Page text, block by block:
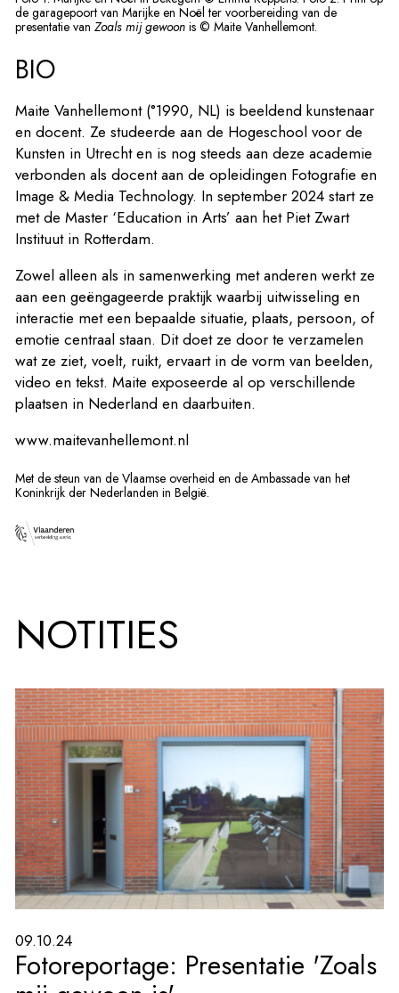
de garagepoort van Marijke en Noël ter voorbereiding van de
presentatie van Zoals mij gewoon is © Maite Vanhellemont.
BIO
Maite Vanhellemont (°1990, NL) is beeldend kunstenaar
en docent. Ze studeerde aan de Hogeschool voor de
Kunsten in Utrecht en is nog steeds aan deze academie
verbonden als docent aan de opleidingen Fotografie en
Image & Media Technology. In september 2024 start ze
met de Master ‘Education in Arts’ aan het Piet Zwart
Instituut in Rotterdam.
Zowel alleen als in samenwerking met anderen werkt ze
aan een geëngageerde praktijk waarbij uitwisseling en
interactie met een bepaalde situatie, plaats, persoon, of
emotie centraal staan. Dit doet ze door te verzamelen
wat ze ziet, voelt, ruikt, ervaart in de vorm van beelden,
video en tekst. Maite exposeerde al op verschillende
plaatsen in Nederland en daarbuiten.
www.maitevanhellemont.nl
Met de steun van de Vlaamse overheid en de Ambassade van het
Koninkrijk der Nederlanden in België.
NOTITIES
09.10.24
Fotoreportage: Presentatie 'Zoals